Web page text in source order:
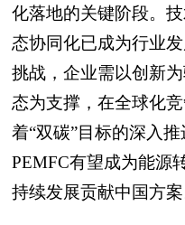
化落地的关键阶段。
态协同化已成为行业
挑战，企业需以创新
态为支撑，在全球化
着“双碳”目标的深入
PEMFC有望成为能源
持续发展贡献中国方案